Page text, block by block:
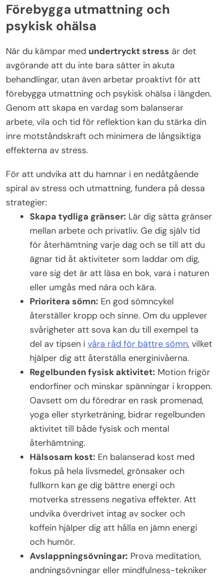
Förebygga utmattning och
psykisk ohälsa
När du kämpar med undertryckt stress är det
avgörande att du inte bara sätter in akuta
behandlingar, utan även arbetar proaktivt för att
förebygga utmattning och psykisk ohälsa i längden.
Genom att skapa en vardag som balanserar
arbete, vila och tid för reflektion kan du stärka din
inre motståndskraft och minimera de långsiktiga
effekterna av stress.
För att undvika att du hamnar i en nedåtgående
spiral av stress och utmattning, fundera på dessa
strategier:
Skapa tydliga gränser: Lär dig sätta gränser
mellan arbete och privatliv. Ge dig själv tid
för återhämtning varje dag och se till att du
ägnar tid åt aktiviteter som laddar om dig,
vare sig det är att läsa en bok, vara i naturen
eller umgås med nära och kära.
Prioritera sömn: En god sömncykel
återställer kropp och sinne. Om du upplever
svårigheter att sova kan du till exempel ta
del av tipsen i våra råd för bättre sömn, vilket
hjälper dig att återställa energinivåerna.
Regelbunden fysisk aktivitet: Motion frigör
endorfiner och minskar spänningar i kroppen.
Oavsett om du föredrar en rask promenad,
yoga eller styrketräning, bidrar regelbunden
aktivitet till både fysisk och mental
återhämtning.
Hälsosam kost: En balanserad kost med
fokus på hela livsmedel, grönsaker och
fullkorn kan ge dig bättre energi och
motverka stressens negativa effekter. Att
undvika överdrivet intag av socker och
koffein hjälper dig att hålla en jämn energi
och humör.
Avslappningsövningar: Prova meditation,
andningsövningar eller mindfulness-tekniker